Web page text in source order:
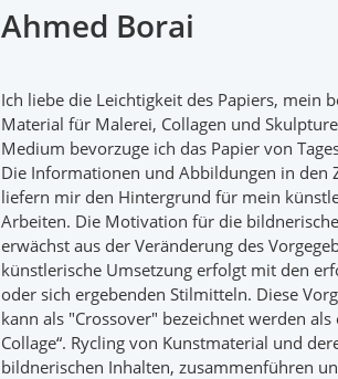
Ahmed Borai
Ich liebe die Leichtigkeit des Papiers, mein
Material für Malerei, Collagen und
Medium bevorzuge ich das Papier von
Die Informationen und Abbildungen in den
liefern mir den Hintergrund für mein
Arbeiten. Die Motivation für die
erwächst aus der Veränderung des
künstlerische Umsetzung erfolgt mit den
oder sich ergebenden Stilmitteln. Diese
kann als "Crossover" bezeichnet werden als
Collage“. Rycling von Kunstmaterial und
bildnerischen Inhalten, zusammenführen